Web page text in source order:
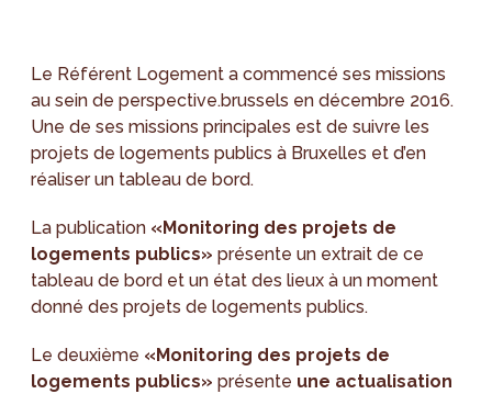
Le Référent Logement a commencé ses missions
au sein de perspective.brussels en décembre 2016.
Une de ses missions principales est de suivre les
projets de logements publics à Bruxelles et d’en
réaliser un tableau de bord.
La publication «Monitoring des projets de
logements publics» présente un extrait de ce
tableau de bord et un état des lieux à un moment
donné des projets de logements publics.
Le deuxième «Monitoring des projets de
logements publics» présente une actualisation